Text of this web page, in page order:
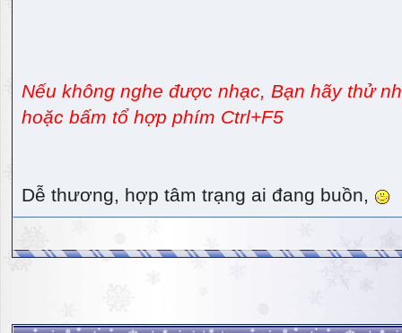
Nếu không nghe được nhạc, Bạn hãy thử
hoặc bấm tổ hợp phím Ctrl+F5
Dễ thương, hợp tâm trạng ai đang buồn,